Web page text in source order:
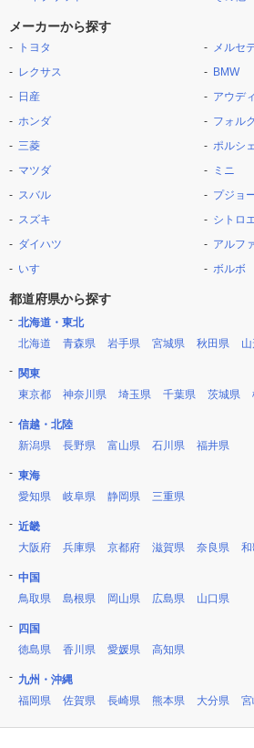
メーカーから探す
トヨタ
レクサス
日産
ホンダ
三菱
マツダ
スバル
スズキ
ダイハツ
いすゞ
メルセ
BMW
アウディ
フォル
ポルシ
ミニ
プジョ
シトロ
アルフ
ボルボ
都道府県から探す
北海道・東北
北海道
青森県 岩手県 宮城県 秋田県
関東
東京都
神奈川県 埼玉県 千葉県 茨城県
信越・北陸
新潟県
長野県 富山県 石川県 福井県
東海
愛知県
岐阜県 静岡県 三重県
近畿
大阪府
兵庫県 京都府 滋賀県 奈良県
中国
鳥取県
島根県 岡山県 広島県 山口県
四国
徳島県
香川県 愛媛県 高知県
九州・沖縄
福岡県
佐賀県 長崎県 熊本県 大分県